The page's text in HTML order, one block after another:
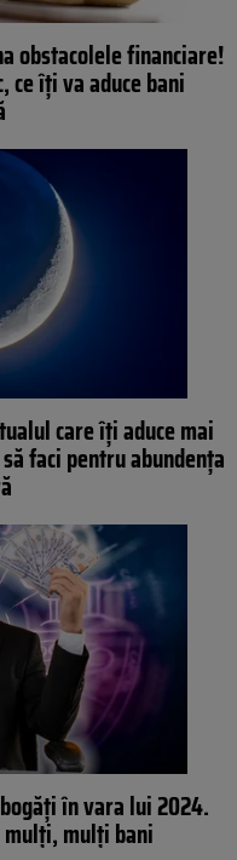
obstacolele financiare!
îți va aduce bani
care îți aduce mai
faci pentru abundența
în vara lui 2024.
mulți bani